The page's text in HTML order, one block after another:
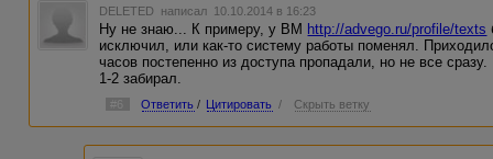
DELETED написал 10.10.2014 в 16:23
Ну не знаю... К примеру, у ВМ http://advego.ru/profile/texts
исключил, или как-то систему работы поменял.
часов постепенно из доступа пропадали, но не все
1-2 забирал.
#6 Ответить / Цитировать / Скрыть ветку